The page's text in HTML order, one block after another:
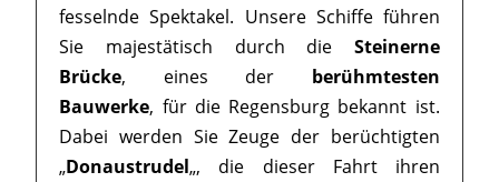
fesselnde Spektakel. Unsere Schiffe führen
Sie majestätisch durch die Steinerne
Brücke, eines der berühmtesten
Bauwerke, für die Regensburg bekannt ist.
Dabei werden Sie Zeuge der berüchtigten
„Donaustrudel„, die dieser Fahrt ihren